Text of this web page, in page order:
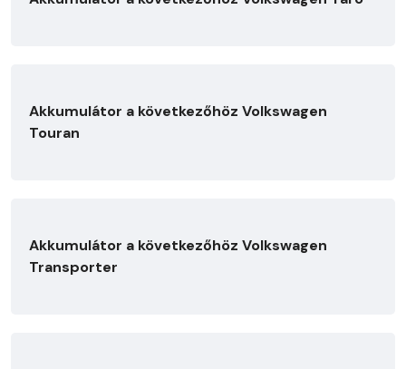
Akkumulátor a következőhöz Volkswagen
Touran
Akkumulátor a következőhöz Volkswagen
Transporter